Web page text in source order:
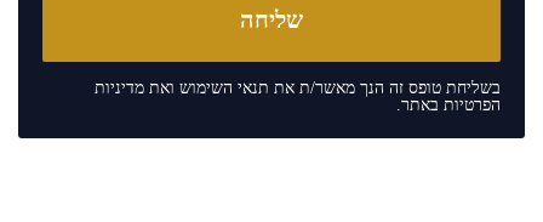
בשליחת טופס זה הנך מאשר/ת את תנאי השימוש ואת מדיניות
הפרטיות באתר.